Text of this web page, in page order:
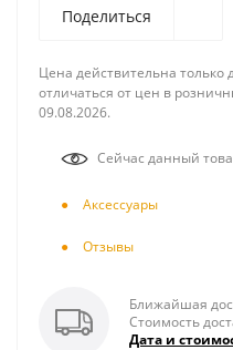
Поделиться
Цена действительна
отличаться от цен в
09.08.2026.
Сейчас данный
Аксесcуары
Отзывы
Ближайшая
Стоимость
Дата и